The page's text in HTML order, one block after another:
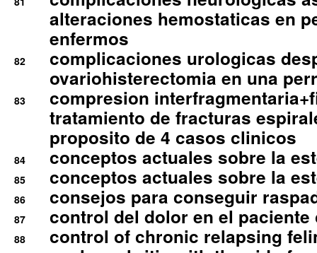
alteraciones hemostaticas en
enfermos
82
complicaciones urologicas
ovariohisterectomia en una
83
compresion
tratamiento de fracturas
proposito de 4 casos clinicos
84 conceptos actuales sobre la
85 conceptos actuales sobre la
86 consejos para conseguir
87 control del dolor en el
88
control of chronic relapsing